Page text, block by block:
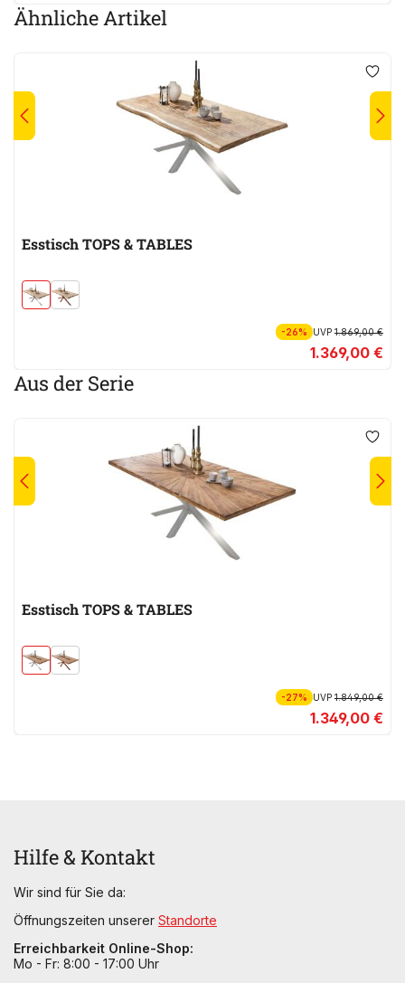
Ähnliche Artikel
Esstisch TOPS & TABLES
-26% UVP1.869,00 €
1.369,00 €
Aus der Serie
Esstisch TOPS & TABLES
-27% UVP1.849,00 €
1.349,00 €
Hilfe & Kontakt
Wir sind für Sie da:
Öffnungszeiten unserer Standorte
Erreichbarkeit Online-Shop:
Mo - Fr: 8:00 - 17:00 Uhr